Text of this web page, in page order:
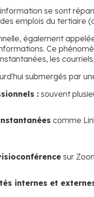
se sont
emplois du tertiaire
également
Ce
les
submergés par
: souvent
comme
sur
internes et